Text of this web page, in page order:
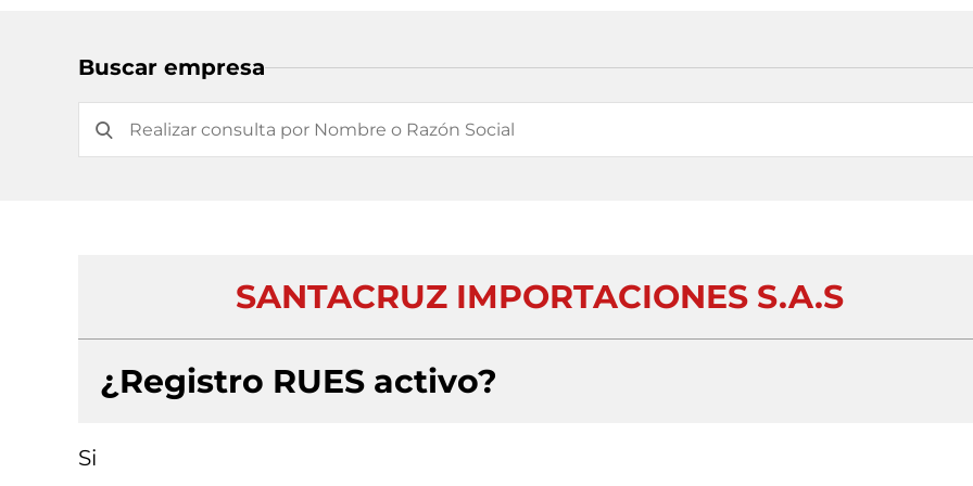
Buscar empresa
SANTACRUZ IMPORTACIONES S.A.S
¿Registro RUES activo?
Si